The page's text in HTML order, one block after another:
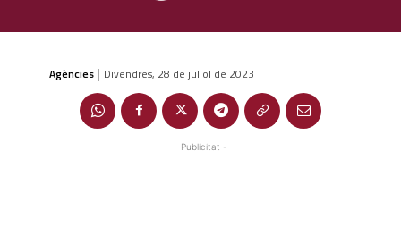
Agències | Divendres, 28 de juliol de 2023
- Publicitat -